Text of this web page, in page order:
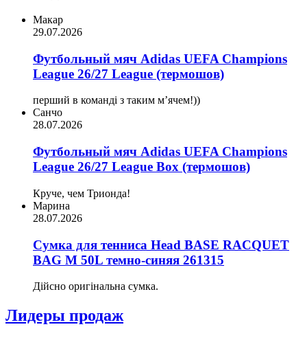
Макар
29.07.2026
Футбольный мяч Adidas UEFA Champions
League 26/27 League (термошов)
перший в команді з таким мʼячем!))
Санчо
28.07.2026
Футбольный мяч Adidas UEFA Champions
League 26/27 League Box (термошов)
Круче, чем Трионда!
Марина
28.07.2026
Сумка для тенниса Head BASE RACQUET
BAG M 50L темно-синяя 261315
Дійсно оригінальна сумка.
Лидеры продаж